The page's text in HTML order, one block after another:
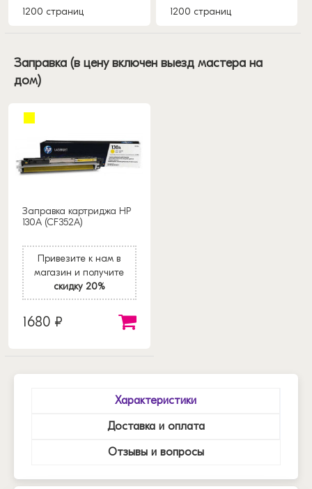
1200 страниц
1200 страниц
Заправка (в цену включен выезд мастера на
дом)
Заправка картриджа HP
130A (CF352A)
Привезите к нам в
магазин и получите
скидку 20%
1680 ₽
Характеристики
Доставка и оплата
Отзывы и вопросы